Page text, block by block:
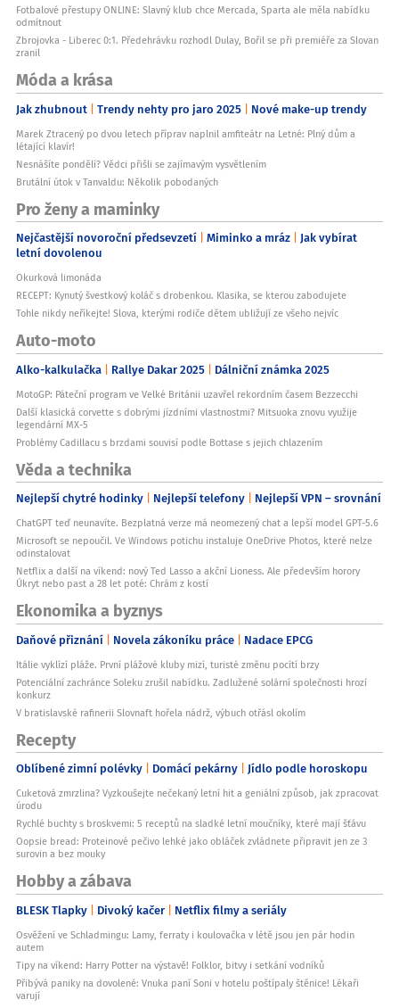
Fotbalové přestupy ONLINE: Slavný klub chce Mercada, Sparta ale měla nabídku
odmítnout
Zbrojovka - Liberec 0:1. Předehrávku rozhodl Dulay, Bořil se při premiéře za Slovan
zranil
Móda a krása
Jak zhubnout Trendy nehty pro jaro 2025 Nové make-up trendy
Marek Ztracený po dvou letech příprav naplnil amfiteátr na Letné: Plný dům a
létající klavír!
Nesnášíte pondělí? Vědci přišli se zajímavým vysvětlením
Brutální útok v Tanvaldu: Několik pobodaných
Pro ženy a maminky
Nejčastější novoroční předsevzetí Miminko a mráz Jak vybírat
letní dovolenou
Okurková limonáda
RECEPT: Kynutý švestkový koláč s drobenkou. Klasika, se kterou zabodujete
Tohle nikdy neříkejte! Slova, kterými rodiče dětem ubližují ze všeho nejvíc
Auto-moto
Alko-kalkulačka Rallye Dakar 2025 Dálniční známka 2025
MotoGP: Páteční program ve Velké Británii uzavřel rekordním časem Bezzecchi
Další klasická corvette s dobrými jízdními vlastnostmi? Mitsuoka znovu využije
legendární MX-5
Problémy Cadillacu s brzdami souvisí podle Bottase s jejich chlazením
Věda a technika
Nejlepší chytré hodinky Nejlepší telefony Nejlepší VPN – srovnání
ChatGPT teď neunavíte. Bezplatná verze má neomezený chat a lepší model GPT-5.6
Microsoft se nepoučil. Ve Windows potichu instaluje OneDrive Photos, které nelze
odinstalovat
Netflix a další na víkend: nový Ted Lasso a akční Lioness. Ale především horory
Úkryt nebo past a 28 let poté: Chrám z kostí
Ekonomika a byznys
Daňové přiznání Novela zákoníku práce Nadace EPCG
Itálie vyklízí pláže. První plážové kluby mizí, turisté změnu pocítí brzy
Potenciální zachránce Soleku zrušil nabídku. Zadlužené solární společnosti hrozí
konkurz
V bratislavské rafinerii Slovnaft hořela nádrž, výbuch otřásl okolím
Recepty
Oblíbené zimní polévky Domácí pekárny Jídlo podle horoskopu
Cuketová zmrzlina? Vyzkoušejte nečekaný letní hit a geniální způsob, jak zpracovat
úrodu
Rychlé buchty s broskvemi: 5 receptů na sladké letní moučníky, které mají šťávu
Oopsie bread: Proteinové pečivo lehké jako obláček zvládnete připravit jen ze 3
surovin a bez mouky
Hobby a zábava
BLESK Tlapky Divoký kačer Netflix filmy a seriály
Osvěžení ve Schladmingu: Lamy, ferraty i koulovačka v létě jsou jen pár hodin
autem
Tipy na víkend: Harry Potter na výstavě! Folklor, bitvy i setkání vodníků
Přibývá paniky na dovolené: Vnuka paní Soni v hotelu poštípaly štěnice! Lékaři
varují